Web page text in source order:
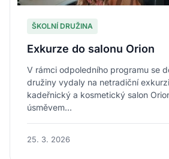
ŠKOLNÍ DRUŽINA
Exkurze do salonu Orion
V rámci odpoledního programu se
družiny vydaly na netradiční
kadeřnický a kosmetický salon
úsměvem...
25. 3. 2026